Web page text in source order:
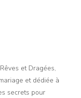
et Dragées,
et dédiée à
secrets pour